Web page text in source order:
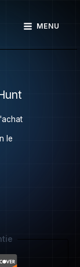
MENU
le